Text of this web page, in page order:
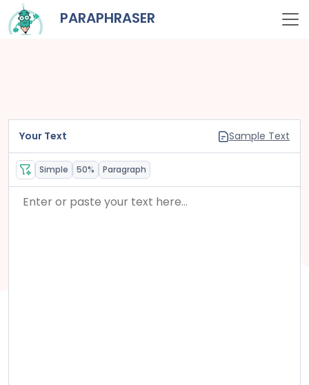
PARAPHRASER
Your Text Sample Text
Simple 50% Paragraph